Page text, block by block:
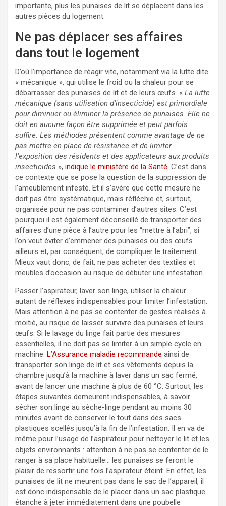
importante, plus les punaises de lit se déplacent dans les
autres pièces du logement.
Ne pas déplacer ses affaires
dans tout le logement
D’où l’importance de réagir vite, notamment via la lutte dite
« mécanique », qui utilise le froid ou la chaleur pour se
débarrasser des punaises de lit et de leurs œufs. « La lutte
mécanique (sans utilisation d’insecticide) est primordiale
pour diminuer ou éliminer la présence de punaises. Elle ne
doit en aucune façon être supprimée et peut parfois
suffire. Les méthodes présentent comme avantage de ne
pas mettre en place de résistance et de limiter
l’exposition des résidents et des applicateurs aux produits
insecticides », indique le ministère de la Santé. C’est dans
ce contexte que se pose la question de la suppression de
l’ameublement infesté. Et il s’avère que cette mesure ne
doit pas être systématique, mais réfléchie et, surtout,
organisée pour ne pas contaminer d’autres sites. C’est
pourquoi il est également déconseillé de transporter des
affaires d’une pièce à l’autre pour les “mettre à l’abri”, si
l’on veut éviter d’emmener des punaises ou des œufs
ailleurs et, par conséquent, de compliquer le traitement.
Mieux vaut donc, de fait, ne pas acheter des textiles et
meubles d’occasion au risque de débuter une infestation.
Passer l’aspirateur, laver son linge, utiliser la chaleur…
autant de réflexes indispensables pour limiter l’infestation.
Mais attention à ne pas se contenter de gestes réalisés à
moitié, au risque de laisser survivre des punaises et leurs
œufs. Si le lavage du linge fait partie des mesures
essentielles, il ne doit pas se limiter à un simple cycle en
machine. L’Assurance maladie recommande ainsi de
transporter son linge de lit et ses vêtements depuis la
chambre jusqu’à la machine à laver dans un sac fermé,
avant de lancer une machine à plus de 60 °C. Surtout, les
étapes suivantes demeurent indispensables, à savoir
sécher son linge au sèche-linge pendant au moins 30
minutes avant de conserver le tout dans des sacs
plastiques scellés jusqu’à la fin de l’infestation. Il en va de
même pour l’usage de l’aspirateur pour nettoyer le lit et les
objets environnants : attention à ne pas se contenter de le
ranger à sa place habituelle… les punaises se feront le
plaisir de ressortir une fois l’aspirateur éteint. En effet, les
punaises de lit ne meurent pas dans le sac de l’appareil, il
est donc indispensable de le placer dans un sac plastique
étanche à jeter immédiatement dans une poubelle